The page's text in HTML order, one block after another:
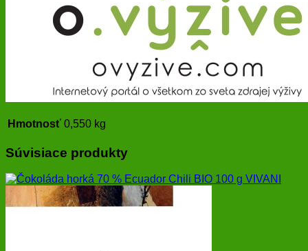
Hmotnosť 0,550 kg
Súvisiace produkty